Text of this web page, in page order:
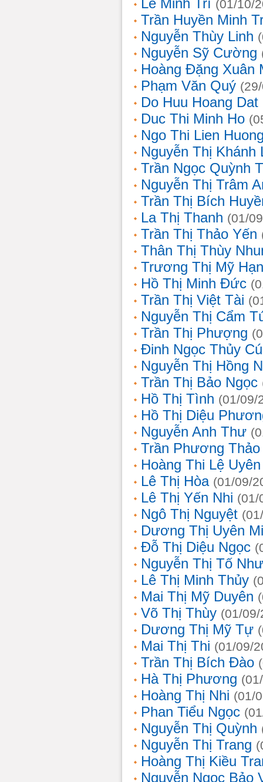
Lê Minh Trí (01/10/
Trần Huyền Minh
Nguyễn Thùy Linh
Nguyễn Sỹ Cường
Hoàng Đặng Xuân
Phạm Văn Quý
Do Huu Hoang Dat
Duc Thi Minh Ho
Ngo Thi Lien
Nguyễn Thị Khánh
Trần Ngọc Quỳnh
Nguyễn Thị Trâm
Trần Thị Bích
La Thị Thanh (01/
Trần Thị Thảo Yến
Thân Thị Thùy
Trương Thị Mỹ
Hồ Thị Minh Đức
Trần Thị Việt Tài
Nguyễn Thị Cẩm
Trần Thị Phượng
Đinh Ngọc Thủy
Nguyễn Thị Hồng
Trần Thị Bảo Ngọc
Hồ Thị Tình (01/09/
Hồ Thị Diệu
Nguyễn Anh Thư
Trần Phương Thảo
Hoàng Thi Lệ Uyên
Lê Thị Hòa (01/09/
Lê Thị Yến Nhi (01/
Ngô Thị Nguyệt
Dương Thị Uyên Mi
Đỗ Thị Diệu Ngọc
Nguyễn Thị Tố Như
Lê Thị Minh Thủy
Mai Thị Mỹ Duyên
Võ Thị Thùy (01/
Dương Thị Mỹ Tự
Mai Thị Thi (01/09/
Trần Thị Bích Đào
Hà Thị Phương
Hoàng Thị Nhi (01/
Phan Tiểu Ngọc
Nguyễn Thị Quỳnh
Nguyễn Thị Trang
Hoàng Thị Kiều
Nguyễn Ngọc Bảo